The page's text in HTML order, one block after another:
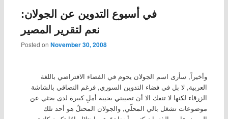
في أسبوع التدوين عن الجولان:
نعم لتقرير المصير
Posted on November 30, 2008
وأخيراً, سأرى اسم الجولان يحوم في الفضاء الافتراضي باللغة
العربية, لا بل في فضاء التدوين السوري, فرغم التصاقي بالشاشة
الزرقاء لكنها لا تنفك الا أن تصيبني بخيبة أملِ كبيرة لدى بحثي عن
موضوعات تشغل بالي المحلّي, والجولان المحتلّ هو أحد تلك